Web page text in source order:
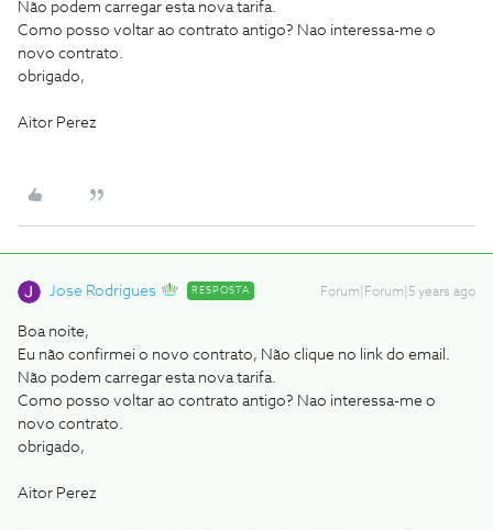
Não podem carregar esta nova tarifa.
Como posso voltar ao contrato antigo? Nao interessa-me o
novo contrato.
obrigado,
Aitor Perez
Jose Rodrigues RESPOSTA Forum|Forum|5 years ago
Boa noite,
Eu não confirmei o novo contrato, Não clique no link do email.
Não podem carregar esta nova tarifa.
Como posso voltar ao contrato antigo? Nao interessa-me o
novo contrato.
obrigado,
Aitor Perez